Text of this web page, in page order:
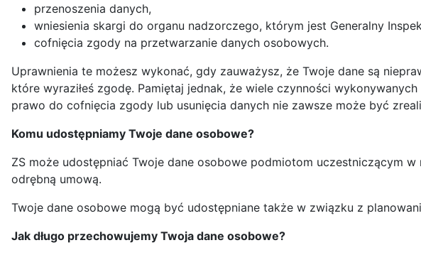
przenoszenia danych,
wniesienia skargi do organu nadzorczego, którym jest Generalny
cofnięcia zgody na przetwarzanie danych osobowych.
Uprawnienia te możesz wykonać, gdy zauważysz, że Twoje dane są
które wyraziłeś zgodę. Pamiętaj jednak, że wiele czynności
prawo do cofnięcia zgody lub usunięcia danych nie zawsze może być
Komu udostępniamy Twoje dane osobowe?
ZS może udostępniać Twoje dane osobowe podmiotom uczestniczącym
odrębną umową.
Twoje dane osobowe mogą być udostępniane także w związku z
Jak długo przechowujemy Twoja dane osobowe?